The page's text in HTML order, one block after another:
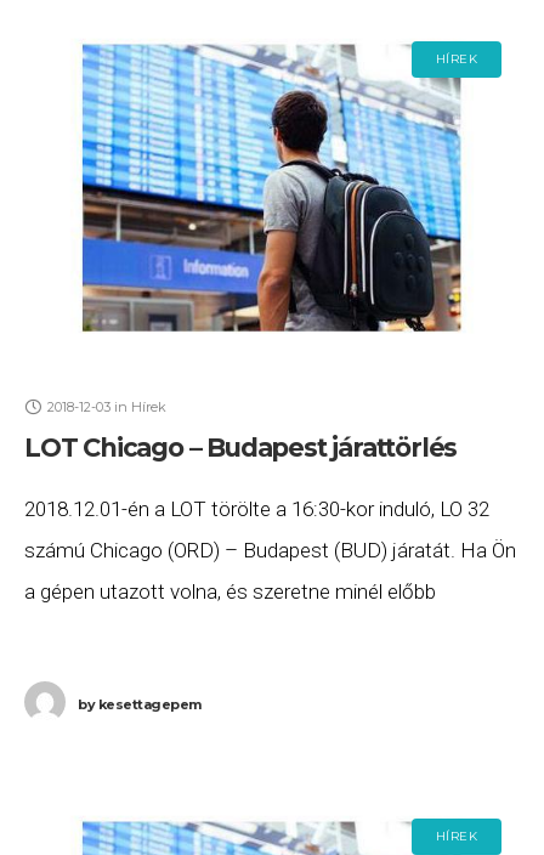
HÍREK
2018-12-03 in Hírek
LOT Chicago – Budapest járattörlés
2018.12.01-én a LOT törölte a 16:30-kor induló, LO 32
számú Chicago (ORD) – Budapest (BUD) járatát. Ha Ön
a gépen utazott volna, és szeretne minél előbb
bykesettagepem
HÍREK